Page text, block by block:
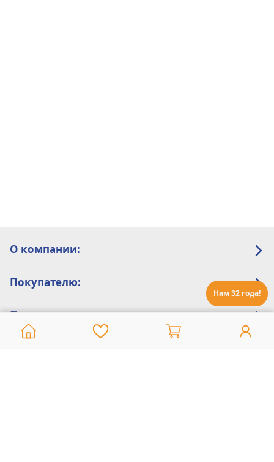
Нам 32 года!
О компании:
Покупателю:
Помощь: